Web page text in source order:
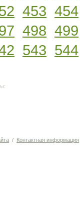
453 454
498 499
543 544
/ Контактная информация